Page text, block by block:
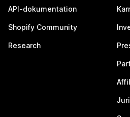
API-dokumentation
Shopify Community
Research